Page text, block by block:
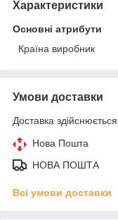
Характеристики
Основні атрибути
Країна виробник
Умови доставки
Доставка
Нова Пошта
НОВА ПОШТА
Всі умови доставки